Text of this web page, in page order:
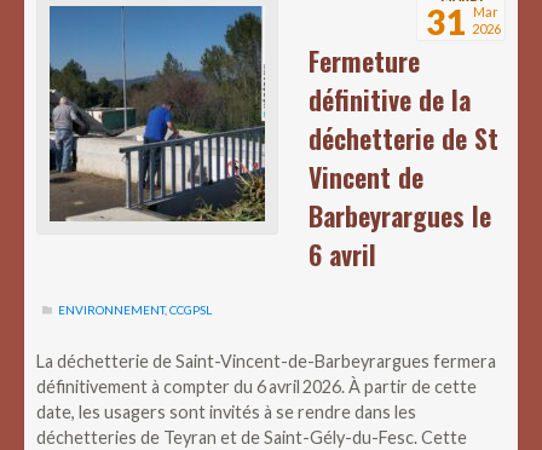
31 Mar
2026
Fermeture
définitive de la
déchetterie de St
Vincent de
Barbeyrargues le
6 avril
ENVIRONNEMENT,CCGPSL
La déchetterie de Saint-Vincent-de-Barbeyrargues fermera
définitivement à compter du 6 avril 2026. À partir de cette
date, les usagers sont invités à se rendre dans les
déchetteries de Teyran et de Saint-Gély-du-Fesc. Cette